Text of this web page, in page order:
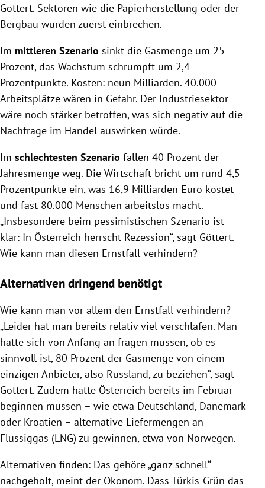
Göttert. Sektoren wie die Papierherstellung oder der
Bergbau würden zuerst einbrechen.
Im mittleren Szenario sinkt die Gasmenge um 25
Prozent, das Wachstum schrumpft um 2,4
Prozentpunkte. Kosten: neun Milliarden. 40.000
Arbeitsplätze wären in Gefahr. Der Industriesektor
wäre noch stärker betroffen, was sich negativ auf die
Nachfrage im Handel auswirken würde.
Im schlechtesten Szenario fallen 40 Prozent der
Jahresmenge weg. Die Wirtschaft bricht um rund 4,5
Prozentpunkte ein, was 16,9 Milliarden Euro kostet
und fast 80.000 Menschen arbeitslos macht.
„Insbesondere beim pessimistischen Szenario ist
klar: In Österreich herrscht Rezession“, sagt Göttert.
Wie kann man diesen Ernstfall verhindern?
Alternativen dringend benötigt
Wie kann man vor allem den Ernstfall verhindern?
„Leider hat man bereits relativ viel verschlafen. Man
hätte sich von Anfang an fragen müssen, ob es
sinnvoll ist, 80 Prozent der Gasmenge von einem
einzigen Anbieter, also Russland, zu beziehen“, sagt
Göttert. Zudem hätte Österreich bereits im Februar
beginnen müssen – wie etwa Deutschland, Dänemark
oder Kroatien – alternative Liefermengen an
Flüssiggas (LNG) zu gewinnen, etwa von Norwegen.
Alternativen finden: Das gehöre „ganz schnell“
nachgeholt, meint der Ökonom. Dass Türkis-Grün das